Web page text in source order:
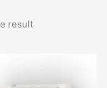
result